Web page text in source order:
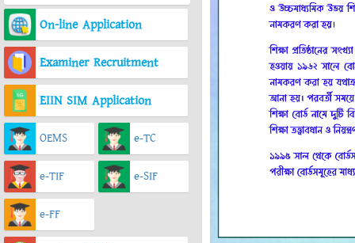
On-line Application
Examiner Recruitment
EIIN SIM Application
OEMS e-TC
e-TIF e-SIF
e-FF